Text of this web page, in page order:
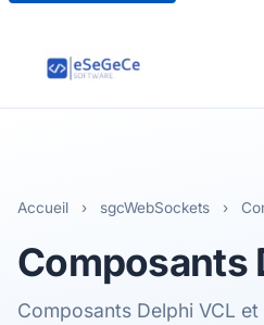
Accueil › sgcWebSockets ›
Composants
Composants Delphi VCL